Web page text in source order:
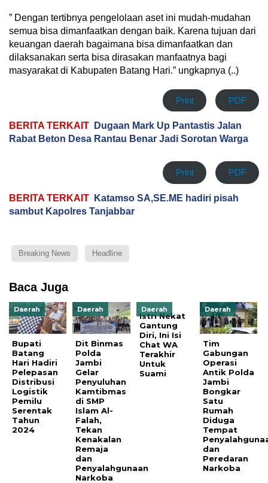
” Dengan tertibnya pengelolaan aset ini mudah-mudahan
semua bisa dimanfaatkan dengan baik. Karena tujuan dari
keuangan daerah bagaimana bisa dimanfaatkan dan
dilaksanakan serta bisa dirasakan manfaatnya bagi
masyarakat di Kabupaten Batang Hari.” ungkapnya (..)
Print PDF
BERITA TERKAIT
Dugaan Mark Up Pantastis Jalan
Rabat Beton Desa Rantau Benar Jadi Sorotan Warga
Print PDF
BERITA TERKAIT
Katamso SA,SE.ME hadiri pisah
sambut Kapolres Tanjabbar
Breaking News Headline
Baca Juga
Daerah
Bupati
Batang
Hari Hadiri
Pelepasan
Distribusi
Logistik
Pemilu
Serentak
Tahun
2024
Daerah
Dit Binmas
Polda
Jambi
Gelar
Penyuluhan
Kamtibmas
di SMP
Islam Al-
Falah,
Tekan
Kenakalan
Remaja
dan
Penyalahgunaan
Narkoba
Daerah
Istri Nekat
Gantung
Diri, Ini Isi
Chat WA
Terakhir
Untuk
Suami
Daerah
Tim
Gabungan
Operasi
Antik Polda
Jambi
Bongkar
Satu
Rumah
Diduga
Tempat
dan
Peredaran
Narkoba